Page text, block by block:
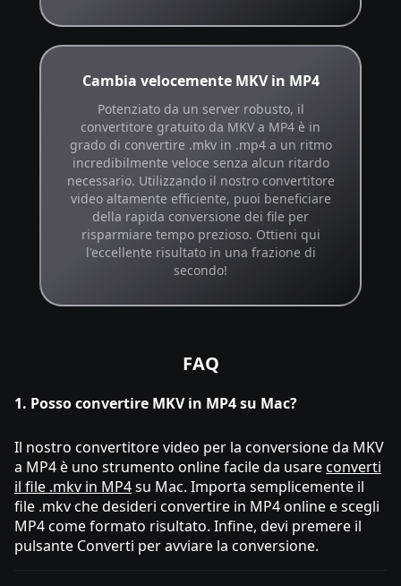
Cambia velocemente MKV in MP4
Potenziato da un server robusto, il
convertitore gratuito da MKV a MP4 è in
grado di convertire .mkv in .mp4 a un ritmo
incredibilmente veloce senza alcun ritardo
necessario. Utilizzando il nostro convertitore
video altamente efficiente, puoi beneficiare
della rapida conversione dei file per
risparmiare tempo prezioso. Ottieni qui
l'eccellente risultato in una frazione di
secondo!
FAQ
1. Posso convertire MKV in MP4 su Mac?
Il nostro convertitore video per la conversione da MKV
a MP4 è uno strumento online facile da usareconverti
il ​​file .mkv in MP4su Mac. Importa semplicemente il
file .mkv che desideri convertire in MP4 online e scegli
MP4 come formato risultato. Infine, devi premere il
pulsante Converti per avviare la conversione.